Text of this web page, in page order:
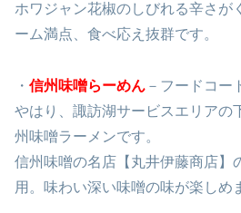
ホワジャン花椒のしびれる辛さが
ーム満点、食べ応え抜群です。
・ 信州味噌らーめん －フードコー
やはり、諏訪湖サービスエリア
州味噌ラーメンです。
信州味噌の名店【丸井伊藤商店】
用。味わい深い味噌の味が楽しめ